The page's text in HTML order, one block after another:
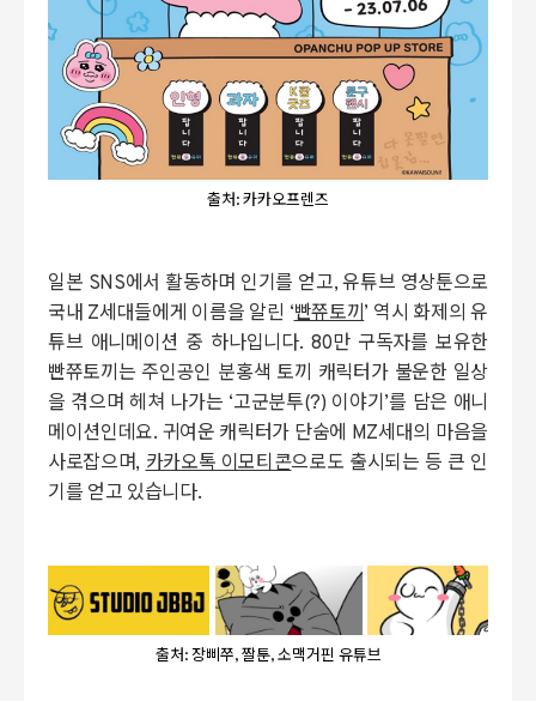
출처: 카카오프렌즈
일본 SNS에서 활동하며 인기를 얻고, 유튜브 영상툰으로
국내 Z세대들에게 이름을 알린 ‘빤쮸토끼’ 역시 화제의 유
튜브 애니메이션 중 하나입니다. 80만 구독자를 보유한
빤쮸토끼는 주인공인 분홍색 토끼 캐릭터가 불운한 일상
을 겪으며 헤쳐 나가는 ‘고군분투(?) 이야기’를 담은 애니
메이션인데요. 귀여운 캐릭터가 단숨에 MZ세대의 마음을
사로잡으며,카카오톡 이모티콘으로도 출시되는 등 큰 인
기를 얻고 있습니다.
출처: 장삐쭈, 짤툰, 소맥거핀 유튜브